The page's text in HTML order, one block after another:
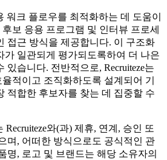
워크 플로우를 최적화하는 데 도움이
보 응용 프로그램 및 인터뷰 프로세
접근 방식을 제공합니다. 이 구조화
가 일관되게 평가되도록하여 더 나은
있습니다. 전반적으로, Recruiteze는
적이고 조직화하도록 설계되어 기
적합한 후보자를 찾는 데 집중할 수
Recruiteze와(과) 제휴, 연계, 승인 또
며, 어떠한 방식으로도 공식적인 관
명, 로고 및 브랜드는 해당 소유자의